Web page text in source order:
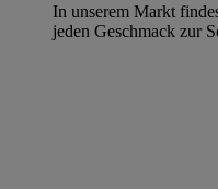
In unserem Markt
jeden Geschmack zur